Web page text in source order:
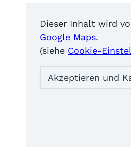
Dieser Inhalt wird
Google Maps.
(siehe Cookie-
Akzeptieren und